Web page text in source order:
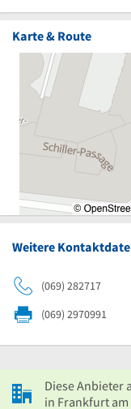
Karte & Route
Weitere
(069) 282717
(069) 2970991
Diese Anbieter
in Frankfurt am